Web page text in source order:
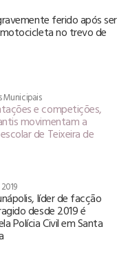
ferido após ser
no trevo de
Municipais
e competições,
movimentam a
de Teixeira de
líder de facção
desde 2019 é
Polícia Civil em Santa